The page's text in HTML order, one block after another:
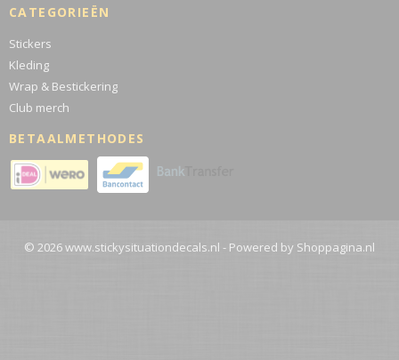
CATEGORIEËN
Stickers
Kleding
Wrap & Bestickering
Club merch
BETAALMETHODES
© 2026 www.stickysituationdecals.nl - Powered by Shoppagina.nl